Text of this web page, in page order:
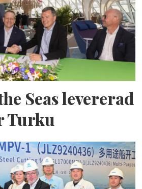
Seas levererad
Turku